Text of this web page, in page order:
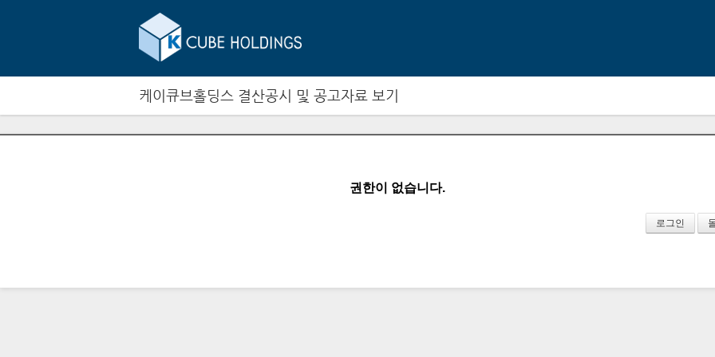
케이큐브홀딩스 결산공시 및 공고자료 보기
권한이 없습니다.
로그인